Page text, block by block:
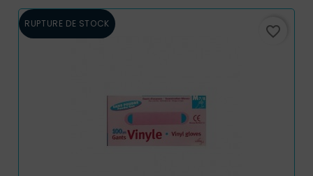
RUPTURE DE STOCK favorite_border